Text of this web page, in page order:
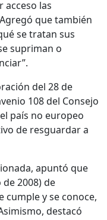
acceso las
que también
se tratan sus
supriman o
del 28 de
108 del Consejo
país no europeo
de resguardar a
apuntó que
de 2008) de
cumple y se conoce,
destacó